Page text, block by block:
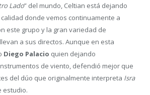
Lado” del mundo, Celtian está dejando
donde vemos continuamente a
este grupo y la gran variedad de
a sus directos. Aunque en esta
Diego Palacio quien dejando
de viento, defendió mejor que
del dúo que originalmente interpreta Isra
estudio.